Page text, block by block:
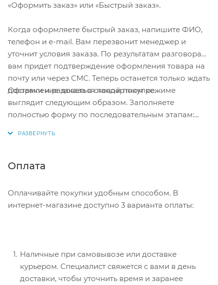
«Оформить заказ» или «Быстрый заказ».
Когда оформляете быстрый заказ, напишите ФИО,
телефон и e-mail. Вам перезвонит менеджер и
уточнит условия заказа. По результатам разговора
вам придет подтверждение оформления товара на
почту или через СМС. Теперь останется только ждать
доставки и радоваться новой покупке.
Оформление заказа в стандартном режиме
выглядит следующим образом. Заполняете
полностью форму по последовательным этапам:
Нажмите кнопку «Оформить заказ».
Оплата
Оплачивайте покупки удобным способом. В
интернет-магазине доступно 3 варианта оплаты:
Наличные при самовывозе или доставке
курьером. Специалист свяжется с вами в день
доставки, чтобы уточнить время и заранее